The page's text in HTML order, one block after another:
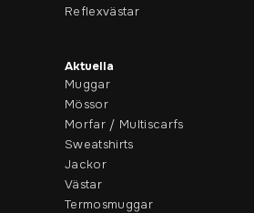
Reflexvästar
Aktuella
Muggar
Mössor
Morfar / Multiscarfs
Sweatshirts
Jackor
Västar
Termosmuggar